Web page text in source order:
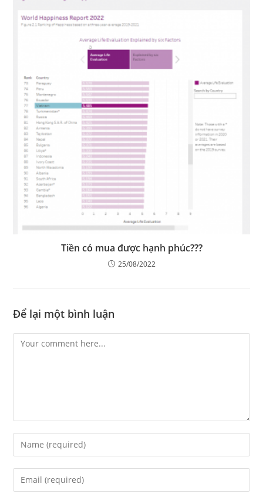
Tiền có mua được hạnh phúc???
25/08/2022
Để lại một bình luận
Comment
Enter
your
name
Enter
your